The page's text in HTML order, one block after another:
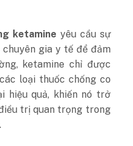
ketamine yêu cầu sự
gia y tế để đảm
ketamine chỉ được
loại thuốc chống co
hiệu quả, khiến nó trở
trị quan trọng trong